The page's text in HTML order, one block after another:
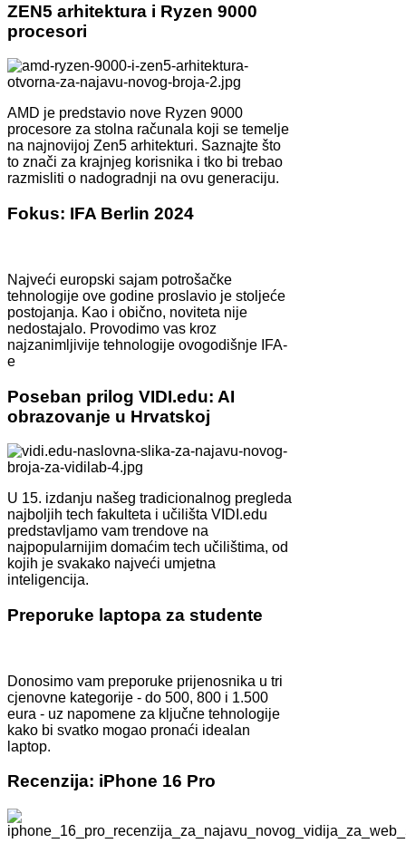
ZEN5 arhitektura i Ryzen 9000
procesori
AMD je predstavio nove Ryzen 9000
procesore za stolna računala koji se temelje
na najnovijoj Zen5 arhitekturi. Saznajte što
to znači za krajnjeg korisnika i tko bi trebao
razmisliti o nadogradnji na ovu generaciju.
Fokus: IFA Berlin 2024
Najveći europski sajam potrošačke
tehnologije ove godine proslavio je stoljeće
postojanja. Kao i obično, noviteta nije
nedostajalo. Provodimo vas kroz
najzanimljivije tehnologije ovogodišnje IFA-
e
Poseban prilog VIDI.edu: AI
obrazovanje u Hrvatskoj
U 15. izdanju našeg tradicionalnog pregleda
najboljih tech fakulteta i učilišta VIDI.edu
predstavljamo vam trendove na
najpopularnijim domaćim tech učilištima, od
kojih je svakako najveći umjetna
inteligencija.
Preporuke laptopa za studente
Donosimo vam preporuke prijenosnika u tri
cjenovne kategorije - do 500, 800 i 1.500
eura - uz napomene za ključne tehnologije
kako bi svatko mogao pronaći idealan
laptop.
Recenzija: iPhone 16 Pro